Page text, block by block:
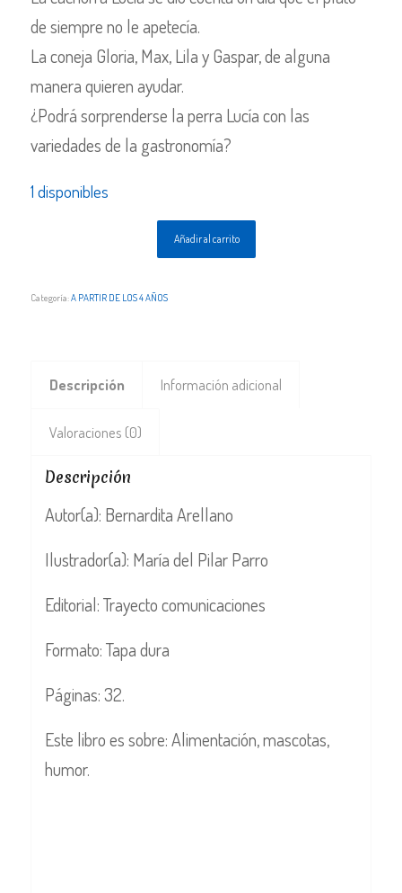
de siempre no le apetecía.
La coneja Gloria, Max, Lila y Gaspar, de alguna
manera quieren ayudar.
¿Podrá sorprenderse la perra Lucía con las
variedades de la gastronomía?
1 disponibles
Añadir al carrito
Categoría:A PARTIR DE LOS 4 AÑOS
Descripción Información adicional
Valoraciones (0)
Descripción
Autor(a): Bernardita Arellano
Ilustrador(a): María del Pilar Parro
Editorial: Trayecto comunicaciones
Formato: Tapa dura
Páginas: 32.
Este libro es sobre: Alimentación, mascotas,
humor.